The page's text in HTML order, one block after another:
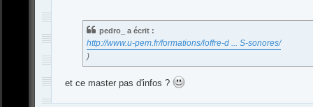
pedro_ a écrit :
http://www.u-pem.fr/formations/loffre-d ... S-sonores/
)
et ce master pas d'infos ?